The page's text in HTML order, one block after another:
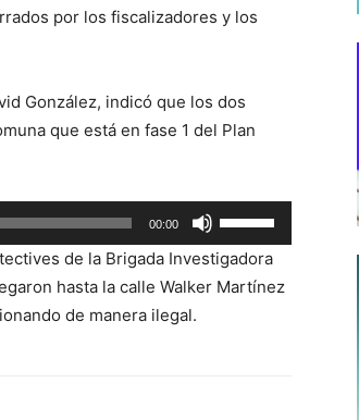
por los fiscalizadores y los
González, indicó que los dos
que está en fase 1 del Plan
00:00
las
teclas
de
de la Brigada Investigadora
hasta la calle Walker Martínez
de manera ilegal.